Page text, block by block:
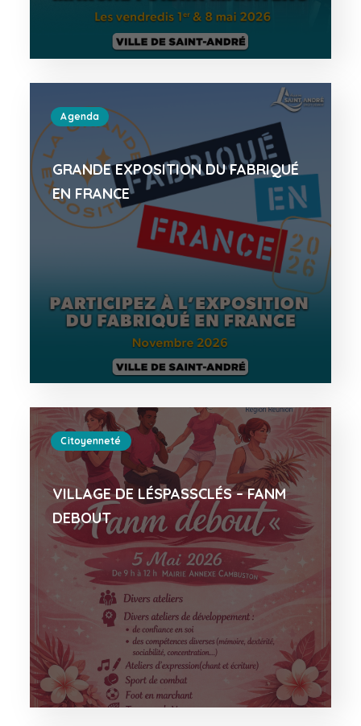
Agenda
GRANDE EXPOSITION DU FABRIQUÉ
EN FRANCE
Citoyenneté
VILLAGE DE LÉSPASSCLÉS – FANM
DEBOUT